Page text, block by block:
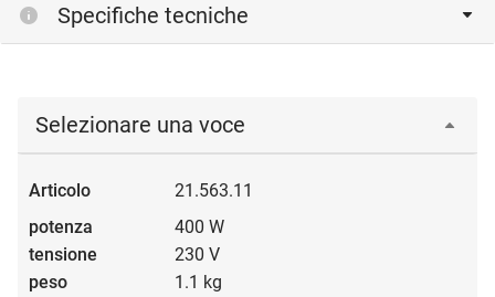
Specifiche tecniche
Selezionare una voce
21.563.11
400 W
230 V
1.1 kg